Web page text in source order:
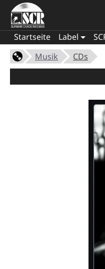
Startseite Label
Musik
CDs